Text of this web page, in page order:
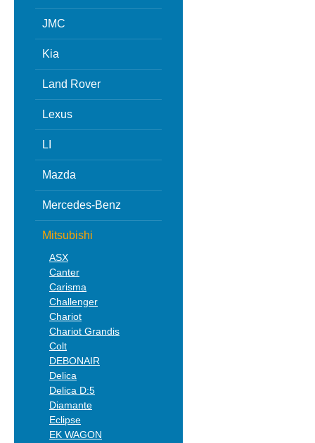
JMC
Kia
Land Rover
Lexus
LI
Mazda
Mercedes-Benz
Mitsubishi
ASX
Canter
Carisma
Challenger
Chariot
Chariot Grandis
Colt
DEBONAIR
Delica
Delica D:5
Diamante
Eclipse
EK WAGON